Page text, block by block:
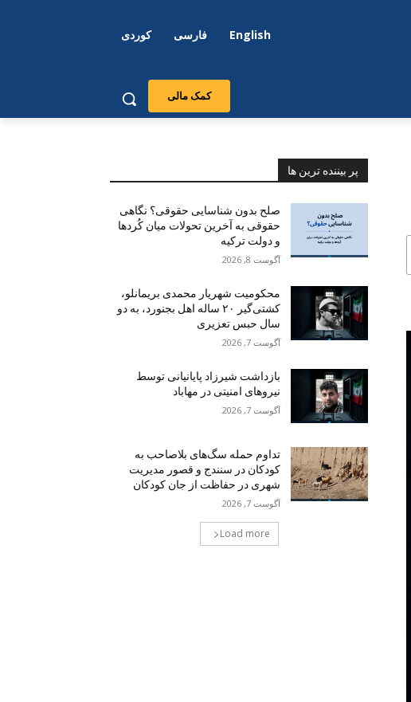
English فارسی کوردی
کمک مالی
پر بیننده ترین ها
صلح بدون شناسایی حقوقی؟ نگاهی
حقوقی به آخرین تحولات میان کُردها
و دولت ترکیه
آگوست 8, 2026
محکومیت شهریار محمدی بریمانلو،
کشتی‌گیر ۲۰ ساله اهل بجنورد، به دو
سال حبس تعزیری
آگوست 7, 2026
بازداشت شیرزاد پایانیانی توسط
نیروهای امنیتی در مهاباد
آگوست 7, 2026
تداوم حمله سگ‌های بلاصاحب به
کودکان در سنندج و قصور مدیریت
شهری در حفاظت از جان کودکان
آگوست 7, 2026
Load more